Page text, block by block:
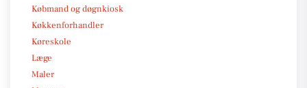
Købmand og døgnkiosk
Køkkenforhandler
Køreskole
Læge
Maler